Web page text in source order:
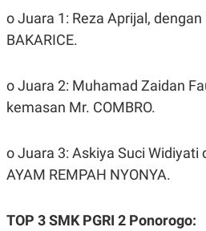
PEMBERITAAN
SIBER
o Juara 1: Reza Aprijal,
BAKARICE.
o Juara 2: Muhamad Zaidan
kemasan Mr. COMBRO.
o Juara 3: Askiya Suci Widiyati
AYAM REMPAH NYONYA.
TOP 3 SMK PGRI 2 Ponorogo: